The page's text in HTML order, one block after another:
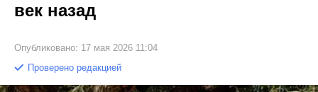
век назад
Опубликовано: 17 мая 2026 11:04
Проверено редакцией